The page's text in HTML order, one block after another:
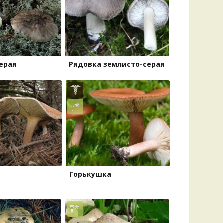
Рядовка землисто-серая
Горькушка